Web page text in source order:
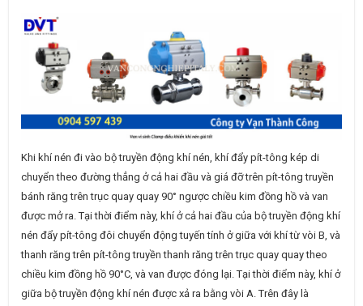
Khi khí nén đi vào bộ truyền động khí nén, khí đẩy pít-tông kép di
chuyển theo đường thẳng ở cả hai đầu và giá đỡ trên pít-tông truyền
bánh răng trên trục quay quay 90° ngược chiều kim đồng hồ và van
được mở ra. Tại thời điểm này, khí ở cả hai đầu của bộ truyền động khí
nén đẩy pít-tông đôi chuyển động tuyến tính ở giữa với khí từ vòi B, và
thanh răng trên pít-tông truyền thanh răng trên trục quay quay theo
chiều kim đồng hồ 90°C, và van được đóng lại. Tại thời điểm này, khí ở
giữa bộ truyền động khí nén được xả ra bằng vòi A. Trên đây là